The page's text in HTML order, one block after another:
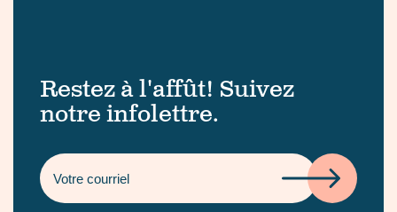
Restez à l'affût! Suivez
notre infolettre.